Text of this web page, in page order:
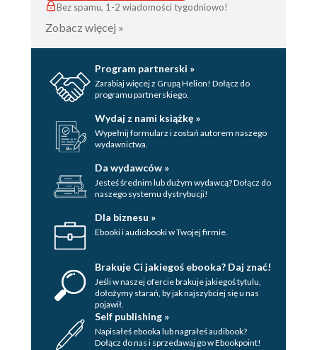
Bez spamu, 1-2 wiadomości tygodniowo!
Zobacz więcej »
Program partnerski »
Zarabiaj więcej z Grupą Helion! Dołącz do
programu partnerskiego.
Wydaj z nami książkę »
Wypełnij formularz i zostań autorem naszego
wydawnictwa.
Da wydawców »
Jesteś średnim lub dużym wydawcą? Dołącz do
naszego systemu dystrybucji!
Dla biznesu »
Ebooki i audiobooki w Twojej firmie.
Brakuje Ci jakiegoś ebooka? Daj znać!
Jeśli w naszej ofercie brakuje jakiegoś tytulu,
dołożymy starań, by jak najszybciej się u nas
pojawił.
Self publishing »
Napisałeś ebooka lub nagrałeś audibook?
Dołącz do nas i sprzedawaj go w Ebookpoint!